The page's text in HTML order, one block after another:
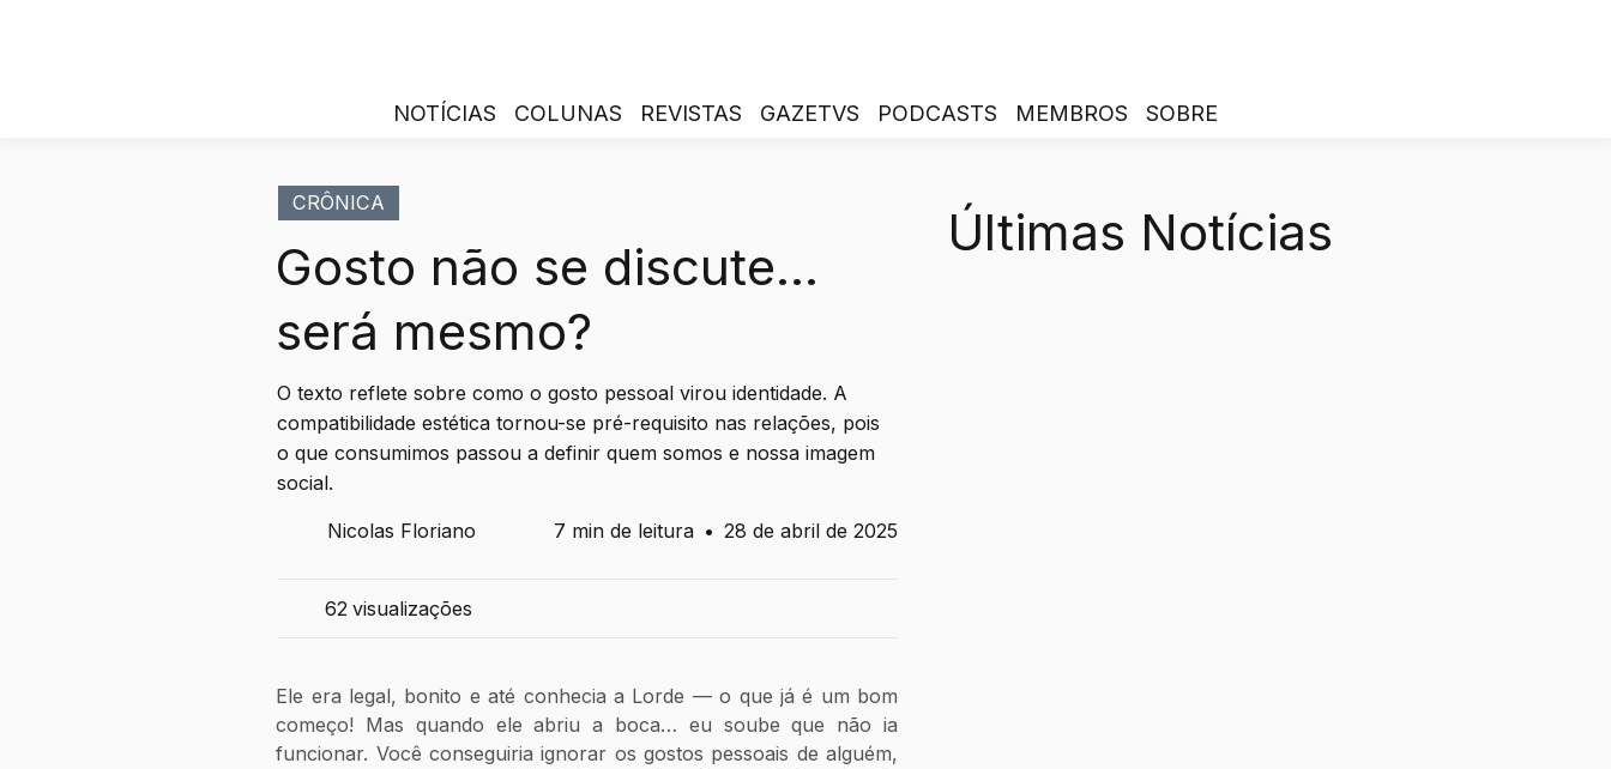
NOTÍCIAS COLUNAS REVISTAS GAZETVS PODCASTS MEMBROS SOBRE
CRÔNICA
Gosto não se discute...
será mesmo?
O texto reflete sobre como o gosto pessoal virou identidade. A
compatibilidade estética tornou-se pré-requisito nas relações, pois
o que consumimos passou a definir quem somos e nossa imagem
social.
Nicolas Floriano
7 min de leitura • 28 de abril de 2025
62 visualizações
Ele era legal, bonito e até conhecia a Lorde — o que já é um bom
começo! Mas quando ele abriu a boca… eu soube que não ia
funcionar. Você conseguiria ignorar os gostos pessoais de alguém,
Últimas Notícias